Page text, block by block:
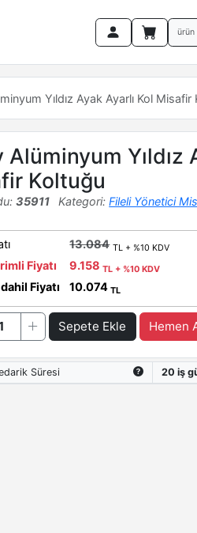
Yıldız Ayak Ayarlı Kol Misafir
Alüminyum Yıldız
Koltuğu
35911 Kategori:Fileli Yönetici
13.084 TL + %10 KDV
Fiyatı 9.158TL + %10 KDV
Fiyatı 10.074TL
Sepete Ekle Hemen
Süresi 20 iş